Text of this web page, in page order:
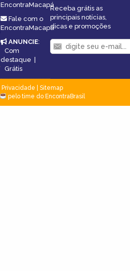
EncontraMacapá
Fale com o
EncontraMacapá
ANUNCIE:
Com
destaque |
Grátis
Receba grátis as
principais notícias,
dicas e promoções
Privacidade
Sitemap
pelo time do EncontraBrasil